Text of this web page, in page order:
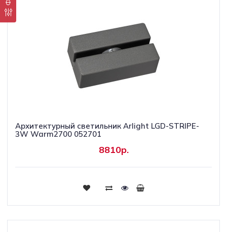
Архитектурный светильник Arlight LGD-STRIPE-
3W Warm2700 052701
8810р.
Купить